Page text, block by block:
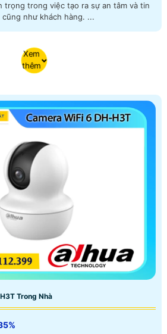
trọng trong việc tạo ra sự an tâm và tin
như khách hàng. ...
Xem
thêm
Trong Nhà